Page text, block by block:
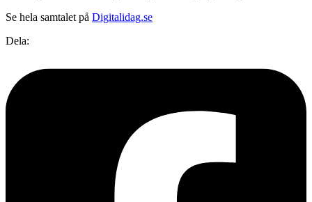
Se hela samtalet på Digitalidag.se
Dela: